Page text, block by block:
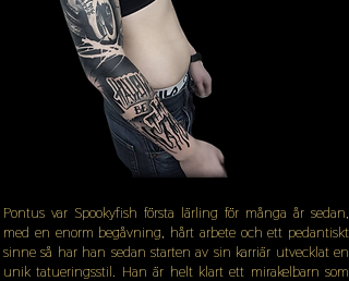
Pontus var Spookyfish första lärling för många år sedan,
med en enorm begåvning, hårt arbete och ett pedantiskt
sinne så har han sedan starten av sin karriär utvecklat en
unik tatueringsstil. Han är helt klart ett mirakelbarn som